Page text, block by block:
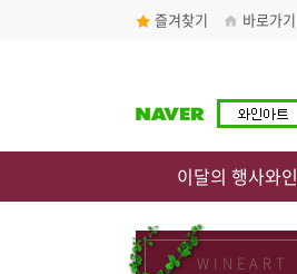
즐겨찾기 바로가기
이달의 행사와인
WINEART